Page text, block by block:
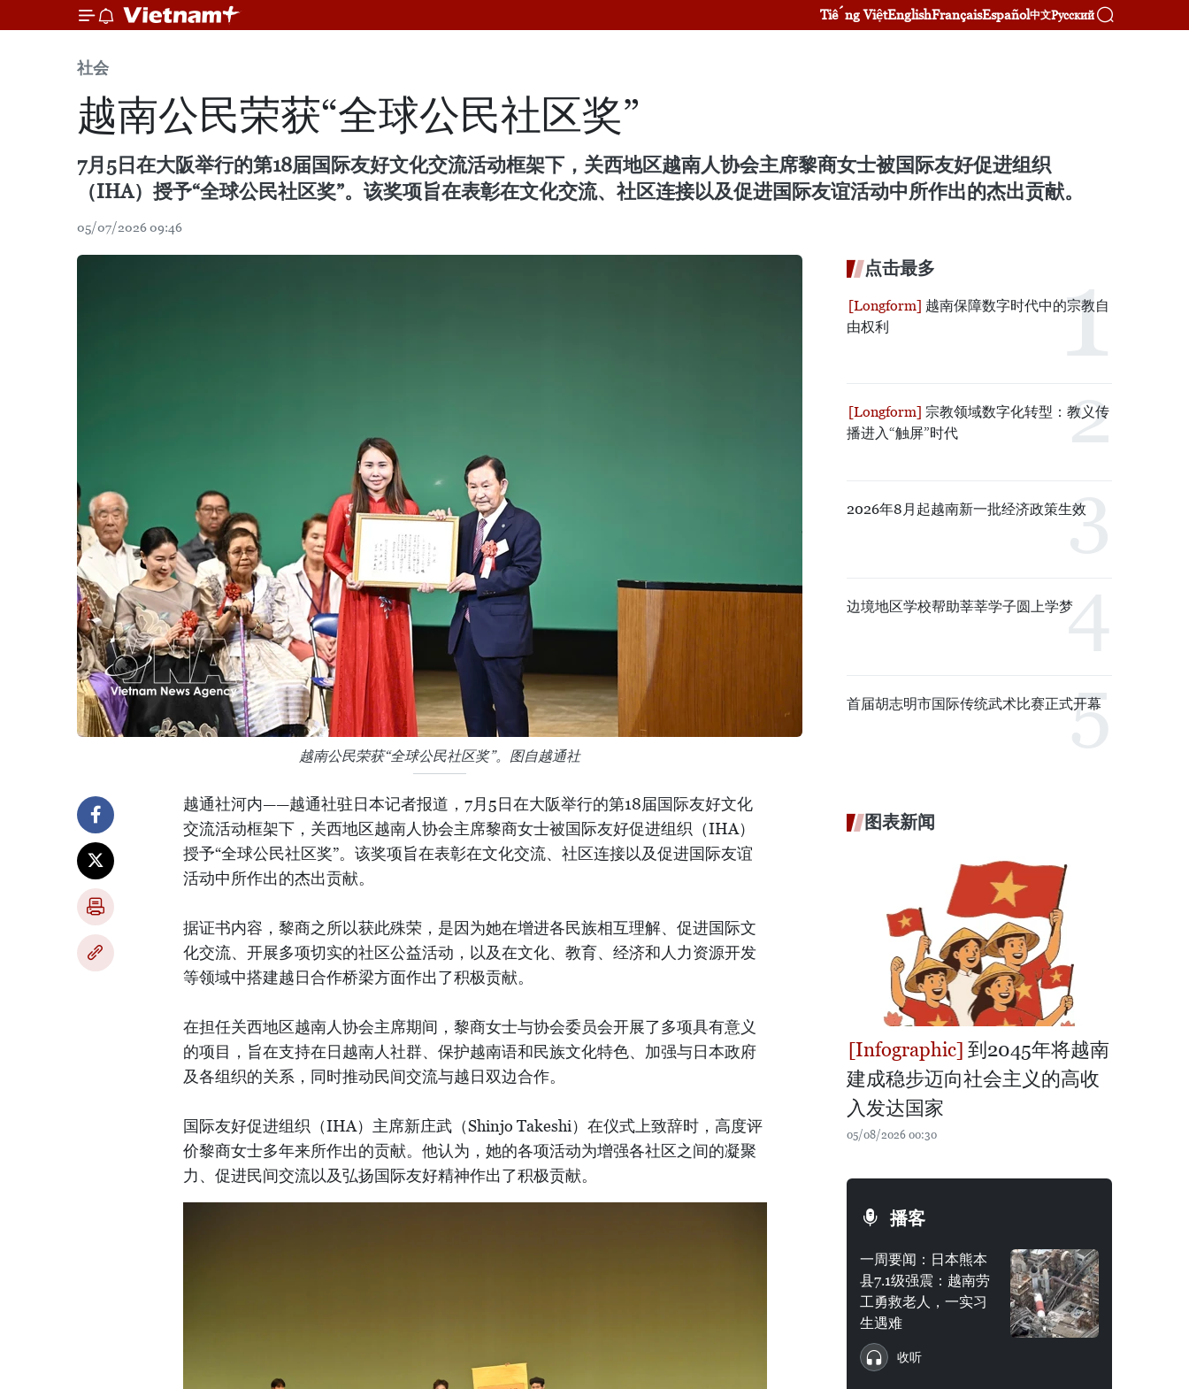
Tiếng ViệtEnglishFrançaisEspañol中文Русский
社会
越南公民荣获“全球公民社区奖”
7月5日在大阪举行的第18届国际友好文化交流活动框架下，关西地区越南人协会主席黎商女士被国际友好促进组织
（IHA）授予“全球公民社区奖”。该奖项旨在表彰在文化交流、社区连接以及促进国际友谊活动中所作出的杰出贡献。
05/07/2026 09:46
越南公民荣获“全球公民社区奖”。图自越通社
越通社河内——越通社驻日本记者报道，7月5日在大阪举行的第18届国际友好文化
交流活动框架下，关西地区越南人协会主席黎商女士被国际友好促进组织（IHA）
授予“全球公民社区奖”。该奖项旨在表彰在文化交流、社区连接以及促进国际友谊
活动中所作出的杰出贡献。
据证书内容，黎商之所以获此殊荣，是因为她在增进各民族相互理解、促进国际文
化交流、开展多项切实的社区公益活动，以及在文化、教育、经济和人力资源开发
等领域中搭建越日合作桥梁方面作出了积极贡献。
在担任关西地区越南人协会主席期间，黎商女士与协会委员会开展了多项具有意义
的项目，旨在支持在日越南人社群、保护越南语和民族文化特色、加强与日本政府
及各组织的关系，同时推动民间交流与越日双边合作。
国际友好促进组织（IHA）主席新庄武（Shinjo Takeshi）在仪式上致辞时，高度评
价黎商女士多年来所作出的贡献。他认为，她的各项活动为增强各社区之间的凝聚
力、促进民间交流以及弘扬国际友好精神作出了积极贡献。
点击最多
越南保障数字时代中的宗教自
由权利
宗教领域数字化转型：教义传
播进入“触屏”时代
2026年8月起越南新一批经济政策生效
边境地区学校帮助莘莘学子圆上学梦
首届胡志明市国际传统武术比赛正式开幕
图表新闻
到2045年将越南
建成稳步迈向社会主义的高收
入发达国家
05/08/2026 00:30
播客
一周要闻：日本熊本
县7.1级强震：越南劳
工勇救老人，一实习
生遇难
收听